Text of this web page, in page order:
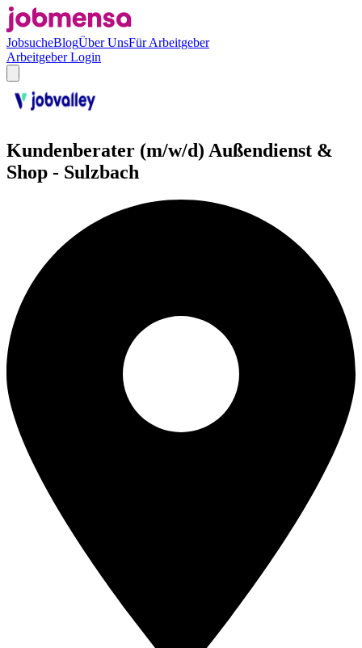
JobsucheBlogÜber UnsFür Arbeitgeber
Arbeitgeber Login
Kundenberater (m/w/d) Außendienst &
Shop - Sulzbach